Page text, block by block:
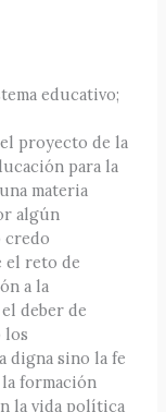
educativo;
proyecto de la
para la
materia
algún
credo
el reto de
a la
deber de
los
digna sino la fe
formación
la vida política